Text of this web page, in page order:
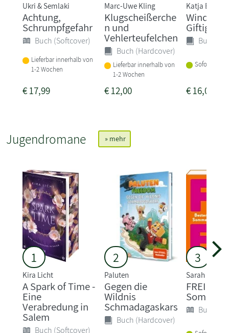
Ukri & Semlaki
Achtung,
Schrumpfgefahr
Buch (Softcover)
Lieferbar innerhalb von
1-2 Wochen
€17,99
Marc-Uwe Kling
Klugscheißerche
n und
Vehlerteufelchen
Buch (Hardcover)
Lieferbar innerhalb von
1-2 Wochen
€12,00
Katja
Giftige
Buch
Sofort
€16,00
Jugendromane » mehr
1
Kira Licht
A Spark of Time -
Eine
Verabredung in
Salem
Buch (Softcover)
2
Paluten
Gegen die
Wildnis
Schmadagaskars
Buch (Hardcover)
3
Sarah Welk
FREI -
Sommer
Buch